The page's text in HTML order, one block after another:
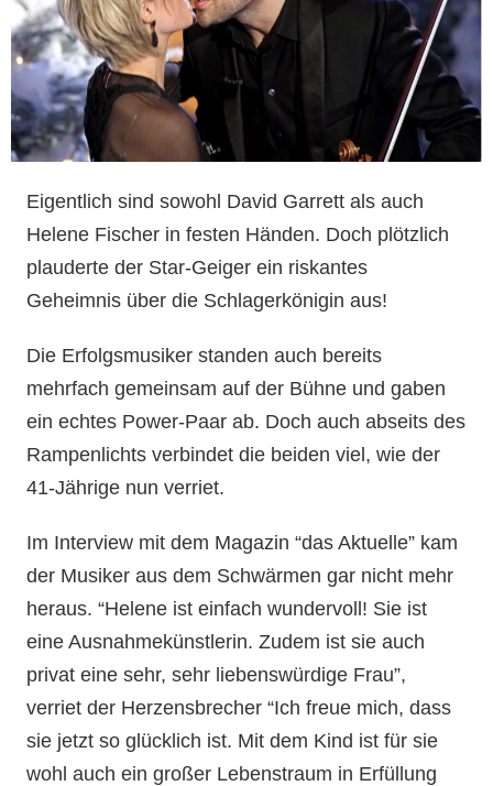
Eigentlich sind sowohl David Garrett als auch
Helene Fischer in festen Händen. Doch plötzlich
plauderte der Star-Geiger ein riskantes
Geheimnis über die Schlagerkönigin aus!
Die Erfolgsmusiker standen auch bereits
mehrfach gemeinsam auf der Bühne und gaben
ein echtes Power-Paar ab. Doch auch abseits des
Rampenlichts verbindet die beiden viel, wie der
41-Jährige nun verriet.
Im Interview mit dem Magazin “das Aktuelle” kam
der Musiker aus dem Schwärmen gar nicht mehr
heraus. “Helene ist einfach wundervoll! Sie ist
eine Ausnahmekünstlerin. Zudem ist sie auch
privat eine sehr, sehr liebenswürdige Frau”,
verriet der Herzensbrecher “Ich freue mich, dass
sie jetzt so glücklich ist. Mit dem Kind ist für sie
wohl auch ein großer Lebenstraum in Erfüllung